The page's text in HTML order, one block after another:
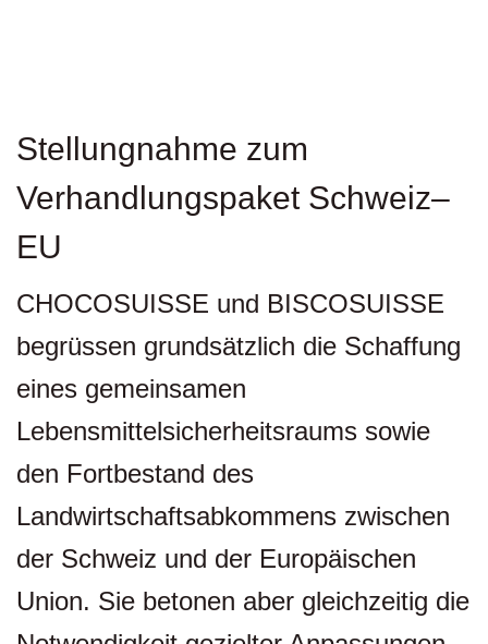
Stellungnahme zum
Verhandlungspaket Schweiz–
EU
CHOCOSUISSE und BISCOSUISSE
begrüssen grundsätzlich die Schaffung
eines gemeinsamen
Lebensmittelsicherheitsraums sowie
den Fortbestand des
Landwirtschaftsabkommens zwischen
der Schweiz und der Europäischen
Union. Sie betonen aber gleichzeitig die